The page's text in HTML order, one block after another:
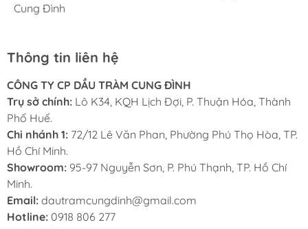
được.
Cung Đình
Thông tin liên hệ
CÔNG TY CP DẦU TRÀM CUNG ĐÌNH
Trụ sở chính: Lô K34, KQH Lịch Đợi, P. Thuận Hóa, Thành
Phố Huế.
Chi nhánh 1: 72/12 Lê Văn Phan, Phường Phú Thọ Hòa, TP.
Hồ Chí Minh.
Showroom: 95-97 Nguyễn Sơn, P. Phú Thạnh, TP. Hồ Chí
Minh.
Email: dautramcungdinh@gmail.com
Hotline: 0918 806 277